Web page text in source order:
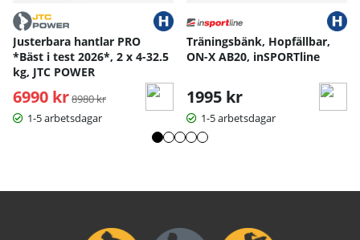
Justerbara hantlar PRO
*Bäst i test 2026*, 2 x 4-32.5
kg, JTC POWER
6990 kr Ordinarie pris:
8980 kr
1-5 arbetsdagar
Träningsbänk, Hopfällbar,
ON-X AB20, inSPORTline
1995 kr
1-5 arbetsdagar